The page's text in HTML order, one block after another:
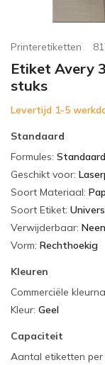
Printeretiketten
Etiket Avery
stuks
Levertijd 1-5
Standaard
Formules: Standaard
Geschikt voor:
Soort Materiaal:
Soort Etiket:
Verwijderbaar: Neen
Vorm: Rechthoekig
Kleuren
Commerciële
Kleur: Geel
Capaciteit
Aantal etiketten per